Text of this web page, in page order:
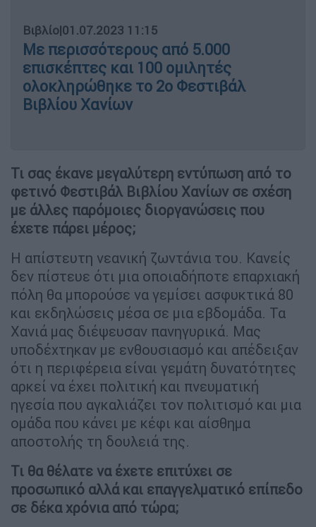
Βιβλίο|01.07.2023 11:15
Με περισσότερους από 5.000
επισκέπτες και 100 ομιλητές
ολοκληρώθηκε το 2ο Φεστιβάλ
Βιβλίου Χανίων
Τι σας έκανε μεγαλύτερη εντύπωση από το
φετινό Φεστιβάλ Βιβλίου Χανίων σε σχέση
με άλλες παρόμοιες διοργανώσεις που
έχετε πάρει μέρος;
Η απίστευτη νεανική ζωντάνια του. Κανείς
δεν πίστευε ότι μια οποιαδήποτε επαρχιακή
πόλη θα μπορούσε να γεμίσει ασφυκτικά 80
και εκδηλώσεις μέσα σε μια εβδομάδα. Τα
Χανιά μας διέψευσαν πανηγυρικά. Μας
υποδέχτηκαν με ενθουσιασμό και απέδειξαν
ότι η περιφέρεια είναι γεμάτη δυνατότητες
αρκεί να έχει πολιτική και πνευματική
ηγεσία που αγκαλιάζει τον πολιτισμό και μια
ομάδα που κάνει με κέφι και αίσθημα
αποστολής τη δουλειά της.
Τι θα θέλατε να έχετε επιτύχει σε
προσωπικό αλλά και επαγγελματικό επίπεδο
σε δέκα χρόνια από τώρα;